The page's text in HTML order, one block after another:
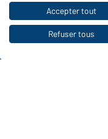
Vers la
Le choix idéal
Accepter tout
Refuser tous